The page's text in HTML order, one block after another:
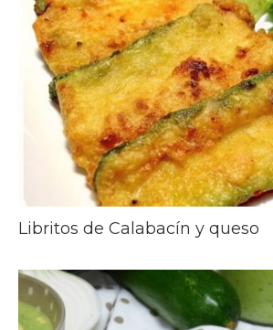
Libritos de Calabacín y queso